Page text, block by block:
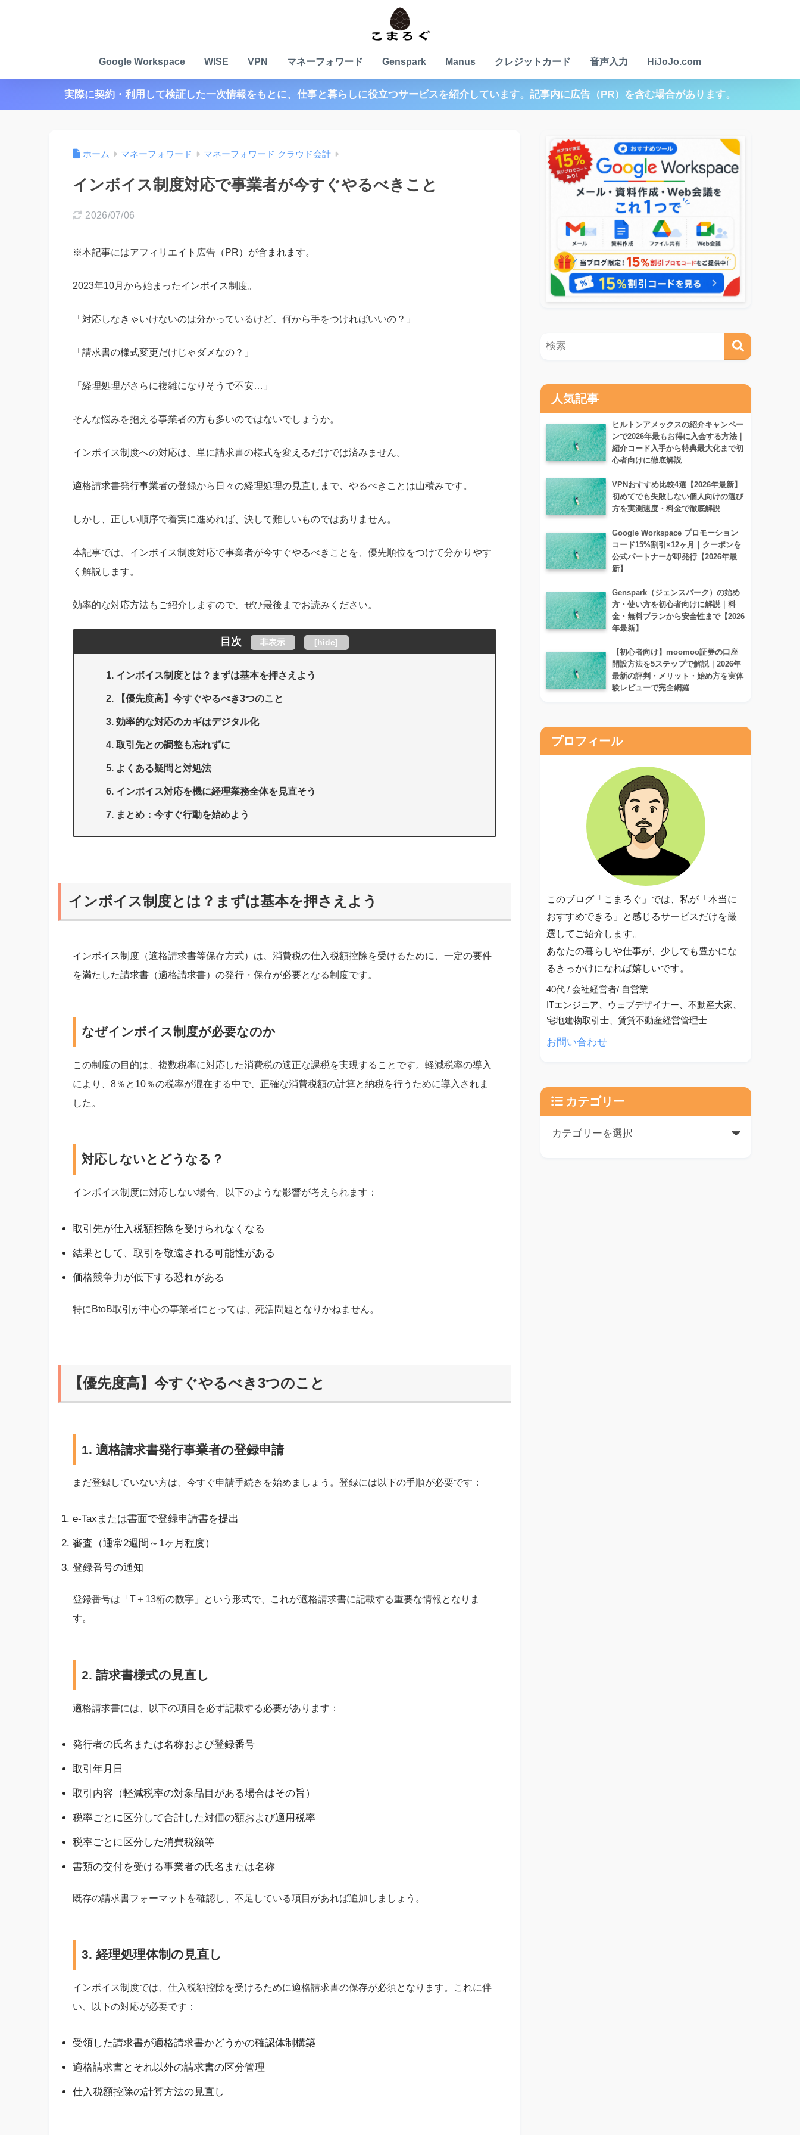
Google Workspace WISE VPN マネーフォワード Genspark Manus クレジットカード 音声入力 HiJoJo.com
実際に契約・利用して検証した一次情報をもとに、仕事と暮らしに役立つサービスを紹介しています。記事内に広告（PR）を含む場合があります。
ホーム マネーフォワード マネーフォワード クラウド会計
インボイス制度対応で事業者が今すぐやるべきこと
2026/07/06
※本記事にはアフィリエイト広告（PR）が含まれます。
2023年10月から始まったインボイス制度。
「対応しなきゃいけないのは分かっているけど、何から手をつければいいの？」
「請求書の様式変更だけじゃダメなの？」
「経理処理がさらに複雑になりそうで不安…」
そんな悩みを抱える事業者の方も多いのではないでしょうか。
インボイス制度への対応は、単に請求書の様式を変えるだけでは済みません。
適格請求書発行事業者の登録から日々の経理処理の見直しまで、やるべきことは山積みです。
しかし、正しい順序で着実に進めれば、決して難しいものではありません。
本記事では、インボイス制度対応で事業者が今すぐやるべきことを、優先順位をつけて分かりやす
く解説します。
効率的な対応方法もご紹介しますので、ぜひ最後までお読みください。
目次 非表示 [hide]
インボイス制度とは？まずは基本を押さえよう
【優先度高】今すぐやるべき3つのこと
効率的な対応のカギはデジタル化
取引先との調整も忘れずに
よくある疑問と対処法
インボイス対応を機に経理業務全体を見直そう
まとめ：今すぐ行動を始めよう
インボイス制度とは？まずは基本を押さえよう
インボイス制度（適格請求書等保存方式）は、消費税の仕入税額控除を受けるために、一定の要件
を満たした請求書（適格請求書）の発行・保存が必要となる制度です。
なぜインボイス制度が必要なのか
この制度の目的は、複数税率に対応した消費税の適正な課税を実現することです。軽減税率の導入
により、8％と10％の税率が混在する中で、正確な消費税額の計算と納税を行うために導入されま
した。
対応しないとどうなる？
インボイス制度に対応しない場合、以下のような影響が考えられます：
取引先が仕入税額控除を受けられなくなる
結果として、取引を敬遠される可能性がある
価格競争力が低下する恐れがある
特にBtoB取引が中心の事業者にとっては、死活問題となりかねません。
【優先度高】今すぐやるべき3つのこと
1. 適格請求書発行事業者の登録申請
まだ登録していない方は、今すぐ申請手続きを始めましょう。登録には以下の手順が必要です：
e-Taxまたは書面で登録申請書を提出
審査（通常2週間～1ヶ月程度）
登録番号の通知
登録番号は「T＋13桁の数字」という形式で、これが適格請求書に記載する重要な情報となりま
す。
2. 請求書様式の見直し
適格請求書には、以下の項目を必ず記載する必要があります：
発行者の氏名または名称および登録番号
取引年月日
取引内容（軽減税率の対象品目がある場合はその旨）
税率ごとに区分して合計した対価の額および適用税率
税率ごとに区分した消費税額等
書類の交付を受ける事業者の氏名または名称
既存の請求書フォーマットを確認し、不足している項目があれば追加しましょう。
3. 経理処理体制の見直し
インボイス制度では、仕入税額控除を受けるために適格請求書の保存が必須となります。これに伴
い、以下の対応が必要です：
受領した請求書が適格請求書かどうかの確認体制構築
適格請求書とそれ以外の請求書の区分管理
仕入税額控除の計算方法の見直し
人気記事
ヒルトンアメックスの紹介キャンペー
ンで2026年最もお得に入会する方法｜
紹介コード入手から特典最大化まで初
心者向けに徹底解説
VPNおすすめ比較4選【2026年最新】
初めてでも失敗しない個人向けの選び
方を実測速度・料金で徹底解説
Google Workspace プロモーション
コード15%割引×12ヶ月｜クーポンを
公式パートナーが即発行【2026年最
新】
Genspark（ジェンスパーク）の始め
方・使い方を初心者向けに解説｜料
金・無料プランから安全性まで【2026
年最新】
【初心者向け】moomoo証券の口座
開設方法を5ステップで解説｜2026年
最新の評判・メリット・始め方を実体
験レビューで完全網羅
プロフィール
このブログ「こまろぐ」では、私が「本当に
おすすめできる」と感じるサービスだけを厳
選してご紹介します。
あなたの暮らしや仕事が、少しでも豊かにな
るきっかけになれば嬉しいです。
40代 / 会社経営者/ 自営業
ITエンジニア、ウェブデザイナー、不動産大家、
宅地建物取引士、賃貸不動産経営管理士
お問い合わせ
カテゴリー